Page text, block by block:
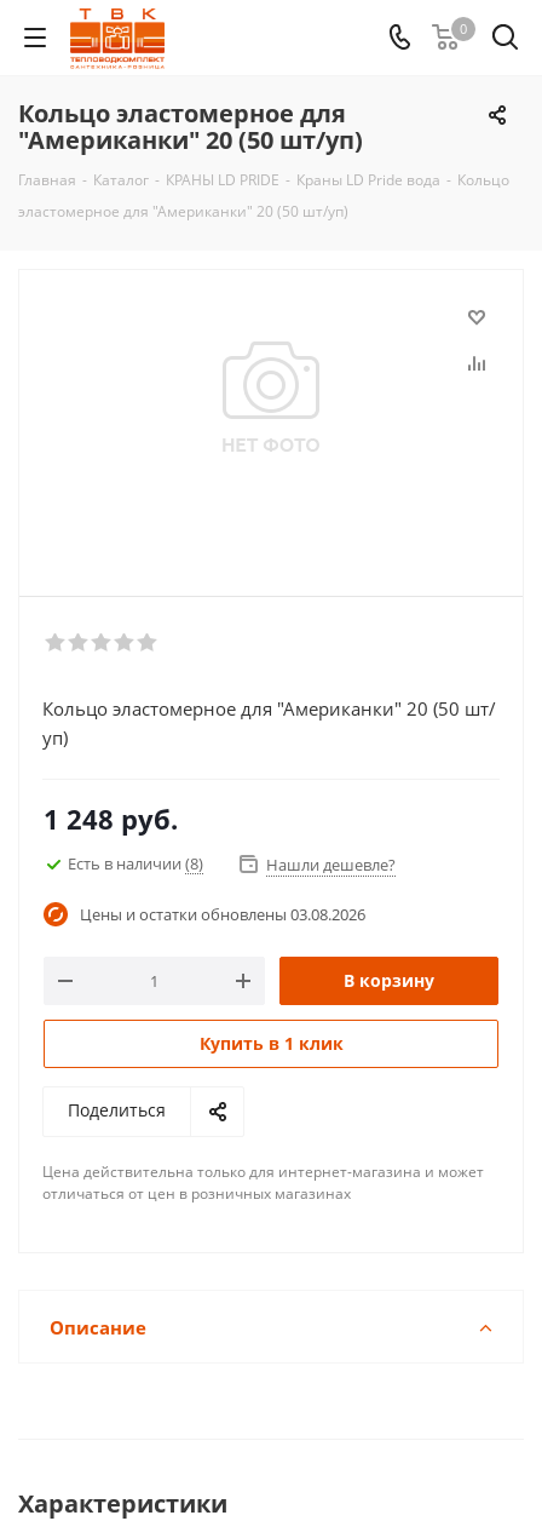
0
Кольцо эластомерное для
"Американки" 20 (50 шт/уп)
Главная - Каталог - КРАНЫ LD PRIDE - Краны LD Pride вода - Кольцо
эластомерное для "Американки" 20 (50 шт/уп)
Кольцо эластомерное для "Американки" 20 (50 шт/
уп)
1 248 руб.
Есть в наличии (8) Нашли дешевле?
Цены и остатки обновлены 03.08.2026
В корзину
Купить в 1 клик
Поделиться
Цена действительна только для интернет-магазина и может
отличаться от цен в розничных магазинах
Описание
Характеристики